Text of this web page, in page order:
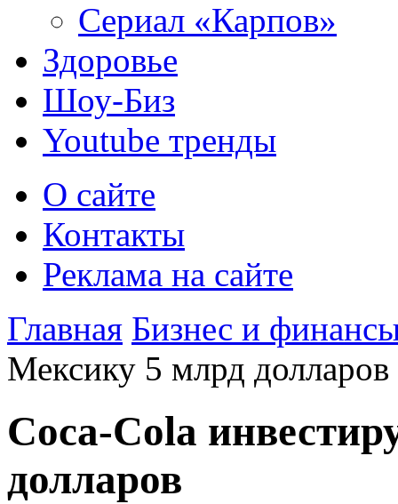
Сериал «Карпов»
Здоровье
Шоу-Биз
Youtube тренды
О сайте
Контакты
Реклама на сайте
Главная Бизнес и
Мексику 5 млрд долларов
Coca-Cola
долларов